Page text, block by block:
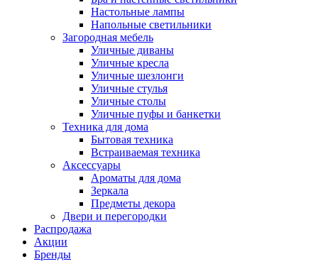
Настольные лампы
Напольные светильники
Загородная мебель
Уличные диваны
Уличные кресла
Уличные шезлонги
Уличные стулья
Уличные столы
Уличные пуфы и банкетки
Техника для дома
Бытовая техника
Встраиваемая техника
Аксессуары
Ароматы для дома
Зеркала
Предметы декора
Двери и перегородки
Распродажа
Акции
Бренды